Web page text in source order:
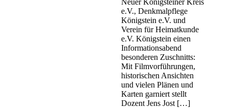
e.V., Denkmalpflege
Königstein e.V. und
Verein für Heimatkunde
e.V. Königstein einen
Informationsabend
besonderen Zuschnitts:
Mit Filmvorführungen,
historischen Ansichten
und vielen Plänen und
Karten garniert stellt
Dozent Jens Jost […]